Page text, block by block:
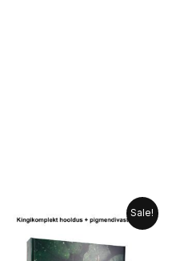
Sale!
hind
104.95 €.
Praegune
hind
84.99 €.